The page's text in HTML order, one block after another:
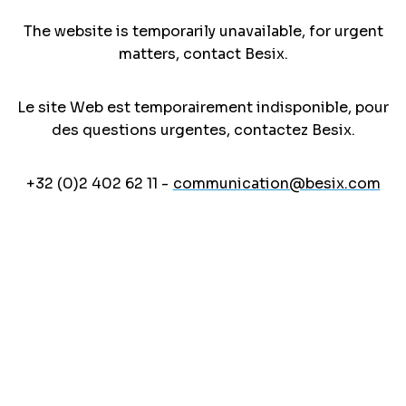
The website is temporarily unavailable, for urgent
matters, contact Besix.
Le site Web est temporairement indisponible, pour
des questions urgentes, contactez Besix.
+32 (0)2 402 62 11 - communication@besix.com